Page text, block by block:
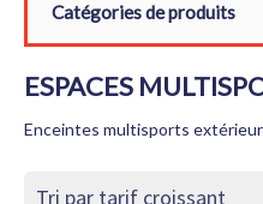
ESPACES
Enceintes multisports
Catégories de produits
Aménagement
Espaces
Carré magique